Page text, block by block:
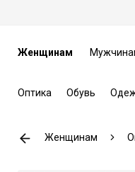
Женщинам
Оптика Обувь
Женщинам